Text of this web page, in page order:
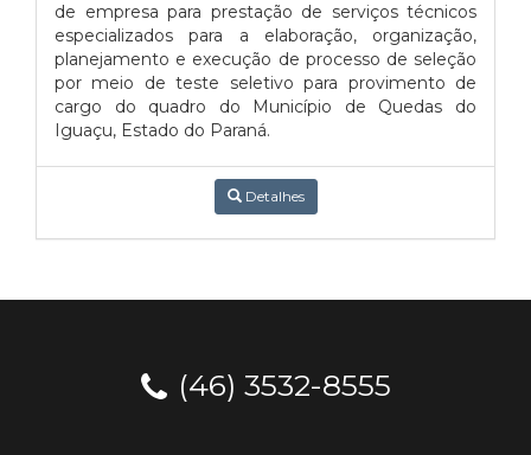
de empresa para prestação de serviços técnicos
especializados para a elaboração, organização,
planejamento e execução de processo de seleção
por meio de teste seletivo para provimento de
cargo do quadro do Município de Quedas do
Iguaçu, Estado do Paraná.
Detalhes
(46) 3532-8555